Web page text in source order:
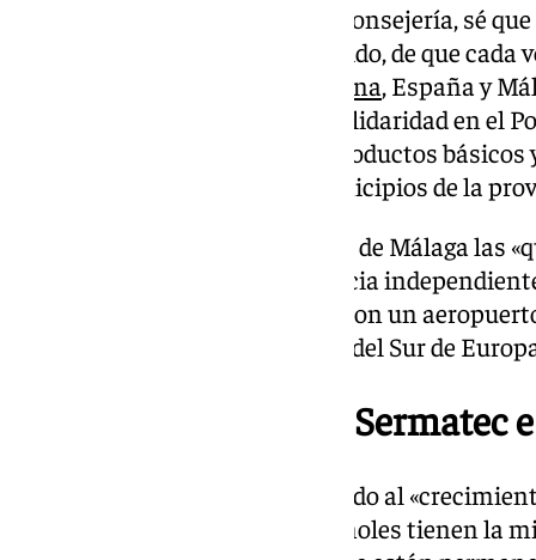
«Es un tema que compete a la Consejería, sé
tiempo y estoy seguro, convencido, de que
China, España y
Carmona durante un acto de solidaridad en el
comunidad china ha donado productos
DANA en Valencia y varios municipios de la
Para el secretario general del PP de Málaga las
toda Andalucía y toda la provincia
Málaga está siempre presente con un
internacional y es la referencia del Sur de
Alianza empresarial: Sermatec
Asimismo, Carmona ha apuntado al
que muchos empresarios españoles tienen la